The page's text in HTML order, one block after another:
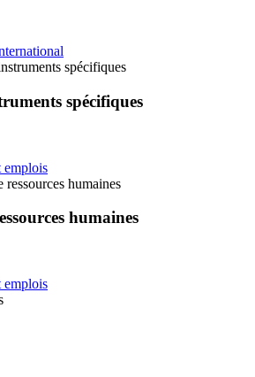
spécifiques
spécifiques
emplois
ressources humaines
humaines
emplois